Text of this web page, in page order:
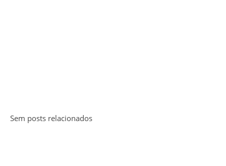
Sem posts relacionados